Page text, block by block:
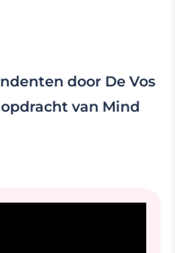
door De Vos
van Mind